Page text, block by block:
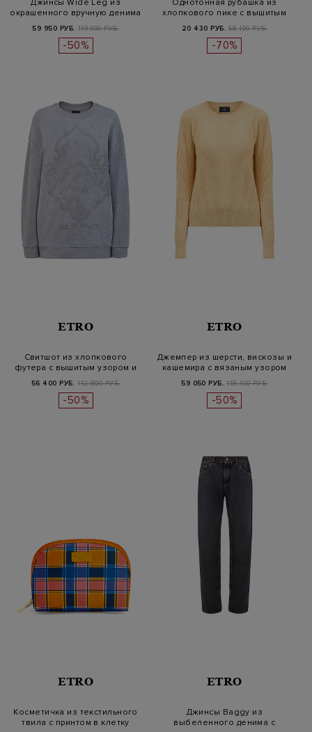
Джинсы Wide Leg из
окрашенного вручную денима
с кожано…
59 950 РУБ. 119 900 РУБ.
-50%
Однотонная рубашка из
хлопкового пике с вышитым
логоти…
20 430 РУБ. 68 100 РУБ.
-70%
ETRO
Свитшот из хлопкового
футера с вышитым узором и
логоти…
56 400 РУБ. 112 800 РУБ.
-50%
ETRO
Джемпер из шерсти, вискозы и
кашемира с вязаным узором
59 050 РУБ. 118 100 РУБ.
-50%
ETRO
Косметичка из текстильного
твила с принтом в клетку
ETRO
Джинсы Baggy из
выбеленного денима с